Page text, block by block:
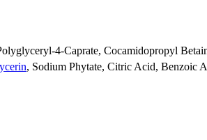
4-Caprate, Cocamidopropyl
, Sodium Phytate, Citric Acid, Benzoic